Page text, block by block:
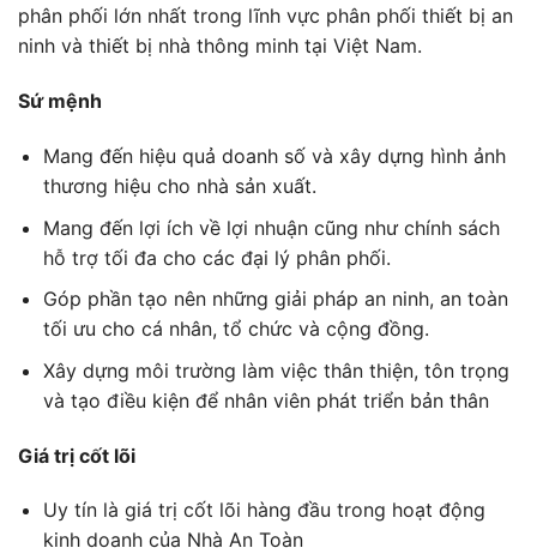
phân phối lớn nhất trong lĩnh vực phân phối thiết bị an
ninh và thiết bị nhà thông minh tại Việt Nam.
Sứ mệnh
Mang đến hiệu quả doanh số và xây dựng hình ảnh
thương hiệu cho nhà sản xuất.
Mang đến lợi ích về lợi nhuận cũng như chính sách
hỗ trợ tối đa cho các đại lý phân phối.
Góp phần tạo nên những giải pháp an ninh, an toàn
tối ưu cho cá nhân, tổ chức và cộng đồng.
Xây dựng môi trường làm việc thân thiện, tôn trọng
và tạo điều kiện để nhân viên phát triển bản thân
Giá trị cốt lõi
Uy tín là giá trị cốt lõi hàng đầu trong hoạt động
kinh doanh của Nhà An Toàn